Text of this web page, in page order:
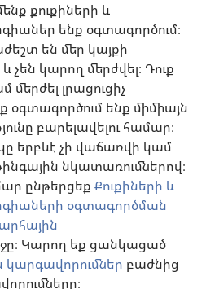
քուքիների և
ենք օգտագործում։
են մեր կայքի
կարող մերժվել։ Դուք
մերժել լրացուցիչ
օգտագործում ենք միմիայն
բարելավելու համար։
երբևէ չի վաճառվի կամ
նկատառումներով։
ընթերցեք Քուքիների և
օգտագործման
Կարող եք ցանկացած
կարգավորումներ բաժնից
and Tract Society of Pennsylvania.
|